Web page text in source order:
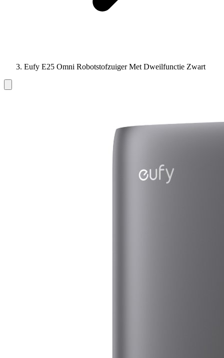
Eufy E25 Omni Robotstofzuiger Met Dweilfunctie Zwart